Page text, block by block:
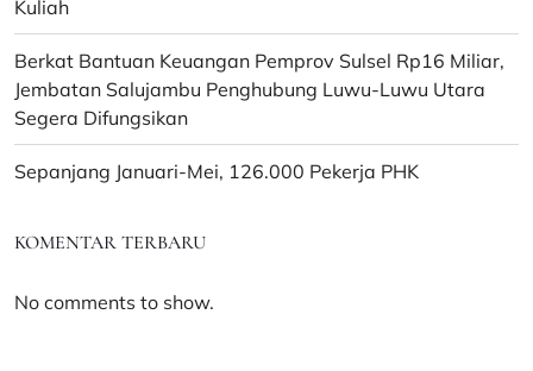
Kuliah
Berkat Bantuan Keuangan Pemprov Sulsel Rp16 Miliar,
Jembatan Salujambu Penghubung Luwu-Luwu Utara
Segera Difungsikan
Sepanjang Januari-Mei, 126.000 Pekerja PHK
KOMENTAR TERBARU
No comments to show.